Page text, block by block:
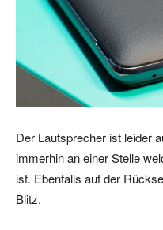
Der Lautsprecher ist leider
immerhin an einer Stelle
ist. Ebenfalls auf der
Blitz.